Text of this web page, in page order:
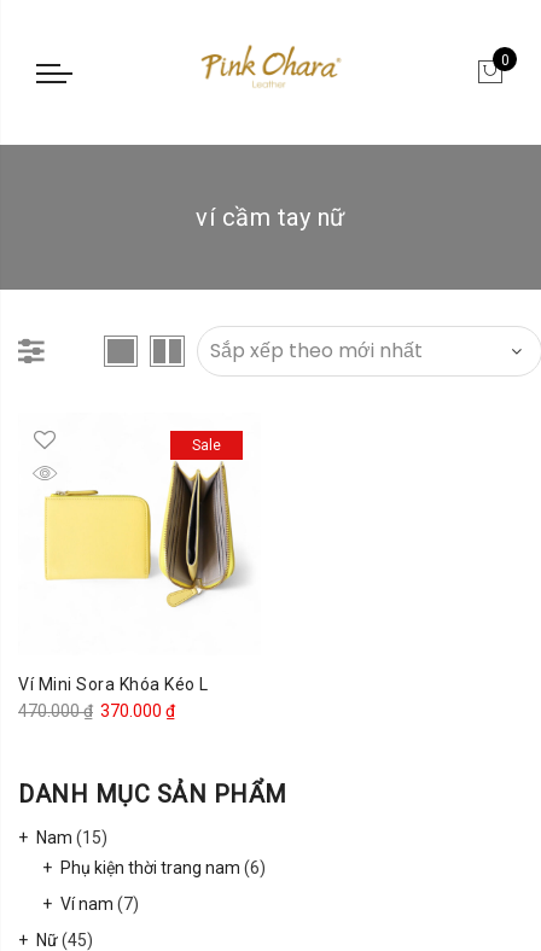
0
ví cầm tay nữ
Sale
Ví Mini Sora Khóa Kéo L
470.000₫ Giá
470.000 ₫.
370.000 ₫Giá
là:
DANH MỤC SẢN PHẨM
Nam (15)
Phụ kiện thời trang nam (6)
Ví nam (7)
Nữ(45)